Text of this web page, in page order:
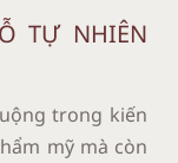
TỰ NHIÊN
trong kiến
mỹ mà còn